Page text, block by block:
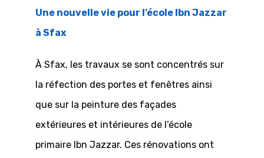
Une nouvelle vie pour l’école Ibn Jazzar
à Sfax
À Sfax, les travaux se sont concentrés sur
la réfection des portes et fenêtres ainsi
que sur la peinture des façades
extérieures et intérieures de l’école
primaire Ibn Jazzar. Ces rénovations ont